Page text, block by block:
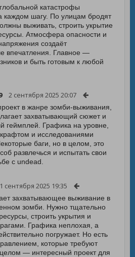
катастрофы
каждом шагу. По улицам бродят
выживать, строить укрытие
Атмосфера опасности и
создаёт
впечатления. Главное —
и быть готовым к любой
2 сентября 2025 20:07
в жанре зомби-выживания,
захватывающий сюжет и
геймплей. Графика на уровне,
и исследованиями
баги, но в целом, это
развлечься и испытать свои
с undead.
1 сентября 2025 19:35
захватывающее выживание в
зомби. Нужно тщательно
строить укрытия и
Графика неплохая, а
погружает. Но есть
которые требуют
— интересный проект для